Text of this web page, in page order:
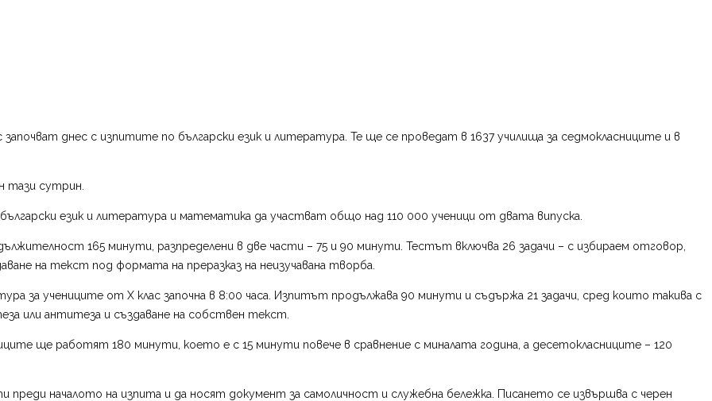
днес с изпитите по български език и литература. Те ще се проведат в 1637 училища за седмокласниците и в
тази сутрин.
език и литература и математика да участват общо над 110 000 ученици от двата випуска.
165 минути, разпределени в две части – 75 и 90 минути. Тестът включва 26 задачи – с избираем отговор,
на текст под формата на преразказ на неизучавана творба.
за учениците от X клас започна в 8:00 часа. Изпитът продължава 90 минути и съдържа 21 задачи, сред които такива с
или антитеза и създаване на собствен текст.
ще работят 180 минути, което е с 15 минути повече в сравнение с миналата година, а десетокласниците – 120
началото на изпита и да носят документ за самоличност и служебна бележка. Писането се извършва с черен